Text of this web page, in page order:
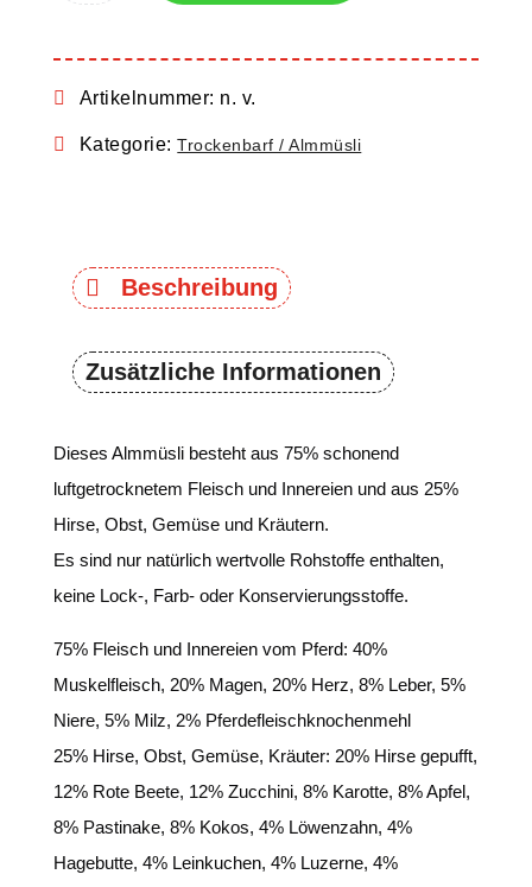
Artikelnummer: n. v.
Kategorie:Trockenbarf / Almmüsli
Beschreibung
Zusätzliche Informationen
Dieses Almmüsli besteht aus 75% schonend
luftgetrocknetem Fleisch und Innereien und aus 25%
Hirse, Obst, Gemüse und Kräutern.
Es sind nur natürlich wertvolle Rohstoffe enthalten,
keine Lock-, Farb- oder Konservierungsstoffe.
75% Fleisch und Innereien vom Pferd: 40%
Muskelfleisch, 20% Magen, 20% Herz, 8% Leber, 5%
Niere, 5% Milz, 2% Pferdefleischknochenmehl
25% Hirse, Obst, Gemüse, Kräuter: 20% Hirse gepufft,
12% Rote Beete, 12% Zucchini, 8% Karotte, 8% Apfel,
8% Pastinake, 8% Kokos, 4% Löwenzahn, 4%
Hagebutte, 4% Leinkuchen, 4% Luzerne, 4%